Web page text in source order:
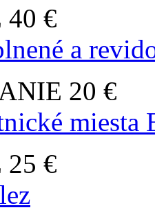
40 €
a
20 €
miesta
25 €